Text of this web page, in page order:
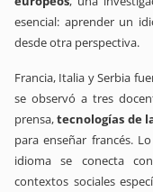
esencial: aprender un
desde otra perspectiva.
Francia, Italia y Serbia
se observó a tres
prensa,tecnologías de
para enseñar francés.
idioma se conecta
contextos sociales